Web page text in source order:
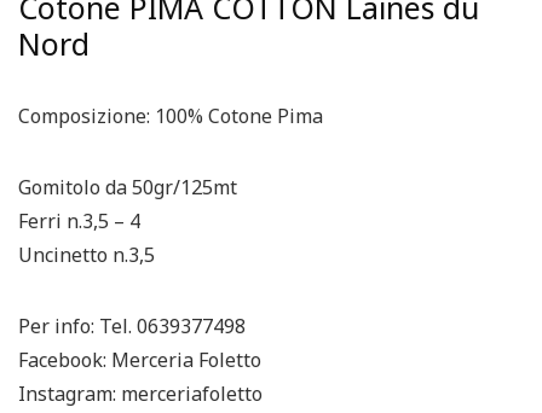
Nord
Composizione: 100% Cotone Pima
Gomitolo da 50gr/125mt
Ferri n.3,5 – 4
Uncinetto n.3,5
Per info: Tel. 0639377498
Facebook: Merceria Foletto
Instagram: merceriafoletto